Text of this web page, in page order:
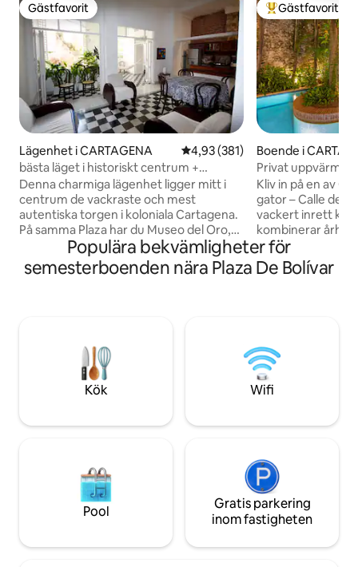
Gästfavorit
Gästfavorit
Lägenhet i CARTAGENA 4,93 av 5 i genomsnittligt
4,93 (381)
bästa läget i historiskt centrum +
charmig oas
Denna charmiga lägenhet ligger mitt i
centrum de vackraste och mest
autentiska torgen i koloniala Cartagena.
På samma Plaza har du Museo del Oro,
Museo de la Inquisición och
huvudkatedralen. På gångavstånd har
du gott om fina restauranger, butiker
inspiration för författare och konstnärer
som Javier Bardem medan han filmade
"Kärlek i koleratider" (baserat på García
Marquez roman). Byggnaden har en
och på översta våningen finns en
det karibiska havet. Det finns en 24-
timmars portvakt, Internet, TV,
luftkonditionering, fläktar, fullt utrustat
kök, varmvatten, dricksvattenfilter och
murade staden, ät bra ha din dagliga
Populär
Gästfavorit
Boende i
Privat uppvärmd
med koloniala
Kliv in på en av
gator – Calle de
vackert inrett
kombinerar
med alla
Calle de las
den
med 2 sovrum
elegant och
du aldrig kommer
Populära bekvämligheter för
semesterboenden nära Plaza De Bolívar
Kök Wifi
Pool
Gratis parkering
inom fastigheten